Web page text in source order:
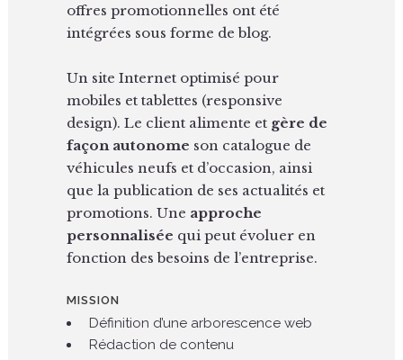
offres promotionnelles ont été
intégrées sous forme de blog.
Un site Internet optimisé pour
mobiles et tablettes (responsive
design). Le client alimente et gère de
façon autonome son catalogue de
véhicules neufs et d’occasion, ainsi
que la publication de ses actualités et
promotions. Une approche
personnalisée qui peut évoluer en
fonction des besoins de l’entreprise.
MISSION
Définition d’une arborescence web
Rédaction de contenu